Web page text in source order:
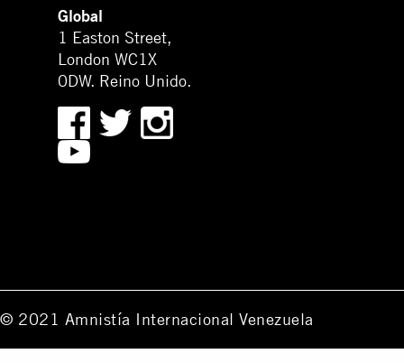
Global
1 Easton Street,
London WC1X
0DW. Reino Unido.
© 2021 Amnistía Internacional Venezuela